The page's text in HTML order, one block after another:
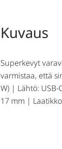
Kuvaus
Superkevyt
varmistaa, että
W) | Lähtö:
17 mm |